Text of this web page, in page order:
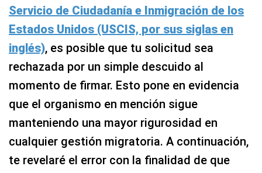
Servicio de Ciudadanía e Inmigración de los
Estados Unidos (USCIS, por sus siglas en
inglés), es posible que tu solicitud sea
rechazada por un simple descuido al
momento de firmar. Esto pone en evidencia
que el organismo en mención sigue
manteniendo una mayor rigurosidad en
cualquier gestión migratoria. A continuación,
te revelaré el error con la finalidad de que